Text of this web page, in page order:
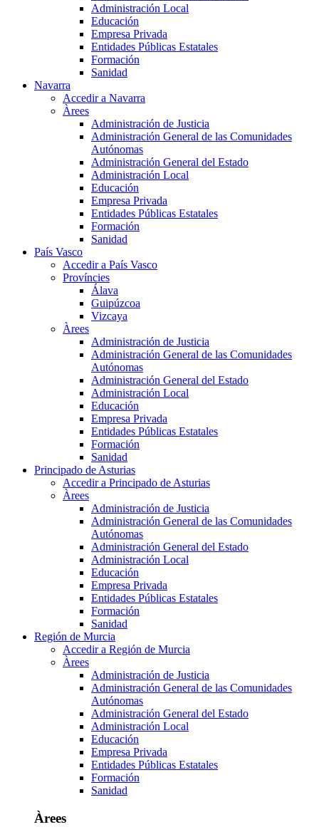
Administración Local
Educación
Empresa Privada
Entidades Públicas Estatales
Formación
Sanidad
Navarra
Accedir a Navarra
Àrees
Administración de Justicia
Administración General de las Comunidades
Autónomas
Administración General del Estado
Administración Local
Educación
Empresa Privada
Entidades Públicas Estatales
Formación
Sanidad
País Vasco
Accedir a País Vasco
Províncies
Álava
Guipúzcoa
Vizcaya
Àrees
Administración de Justicia
Administración General de las Comunidades
Autónomas
Administración General del Estado
Administración Local
Educación
Empresa Privada
Entidades Públicas Estatales
Formación
Sanidad
Principado de Asturias
Accedir a Principado de Asturias
Àrees
Administración de Justicia
Administración General de las Comunidades
Autónomas
Administración General del Estado
Administración Local
Educación
Empresa Privada
Entidades Públicas Estatales
Formación
Sanidad
Región de Murcia
Accedir a Región de Murcia
Àrees
Administración de Justicia
Administración General de las Comunidades
Autónomas
Administración General del Estado
Administración Local
Educación
Empresa Privada
Entidades Públicas Estatales
Formación
Sanidad
Àrees